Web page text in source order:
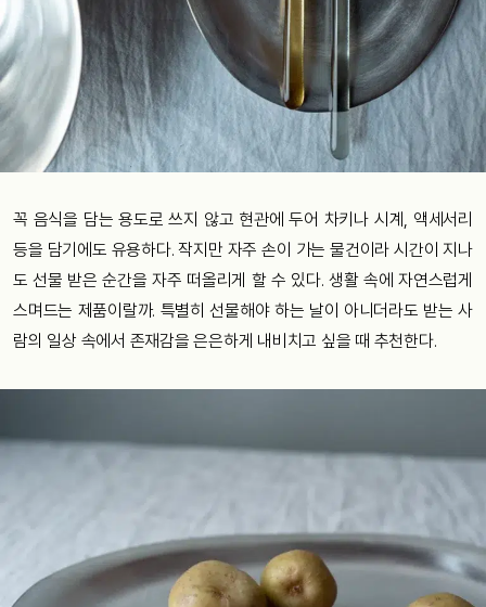
꼭 음식을 담는 용도로 쓰지 않고 현관에 두어 차키나 시계, 액세서리
등을 담기에도 유용하다. 작지만 자주 손이 가는 물건이라 시간이 지나
도 선물 받은 순간을 자주 떠올리게 할 수 있다. 생활 속에 자연스럽게
스며드는 제품이랄까. 특별히 선물해야 하는 날이 아니더라도 받는 사
람의 일상 속에서 존재감을 은은하게 내비치고 싶을 때 추천한다.